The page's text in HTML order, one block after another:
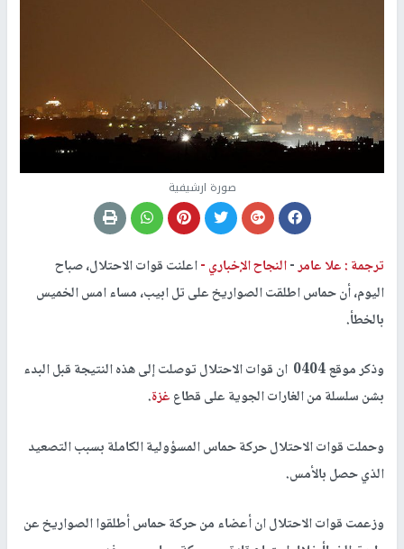
صورة ارشيفية
ترجمة : علا عامر-النجاح الإخباري -اعلنت قوات الاحتلال، صباح
اليوم، أن حماس اطلقت الصواريخ على تل ابيب، مساء امس الخميس
بالخطأ.
وذكر موقع 0404 ان قوات الاحتلال توصلت إلى هذه النتيجة قبل البدء
بشن سلسلة من الغارات الجوية على قطاعغزة.
وحملت قوات الاحتلال حركة حماس المسؤولية الكاملة بسبب التصعيد
الذي حصل بالأمس.
وزعمت قوات الاحتلال ان أعضاء من حركة حماس أطلقوا الصواريخ عن